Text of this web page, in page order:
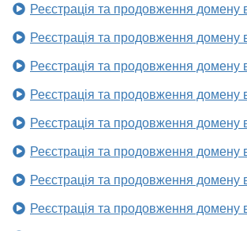
Реєстрація та продовження домену
Реєстрація та продовження домену
Реєстрація та продовження домену
Реєстрація та продовження домену
Реєстрація та продовження домену
Реєстрація та продовження домену
Реєстрація та продовження домену
Реєстрація та продовження домену